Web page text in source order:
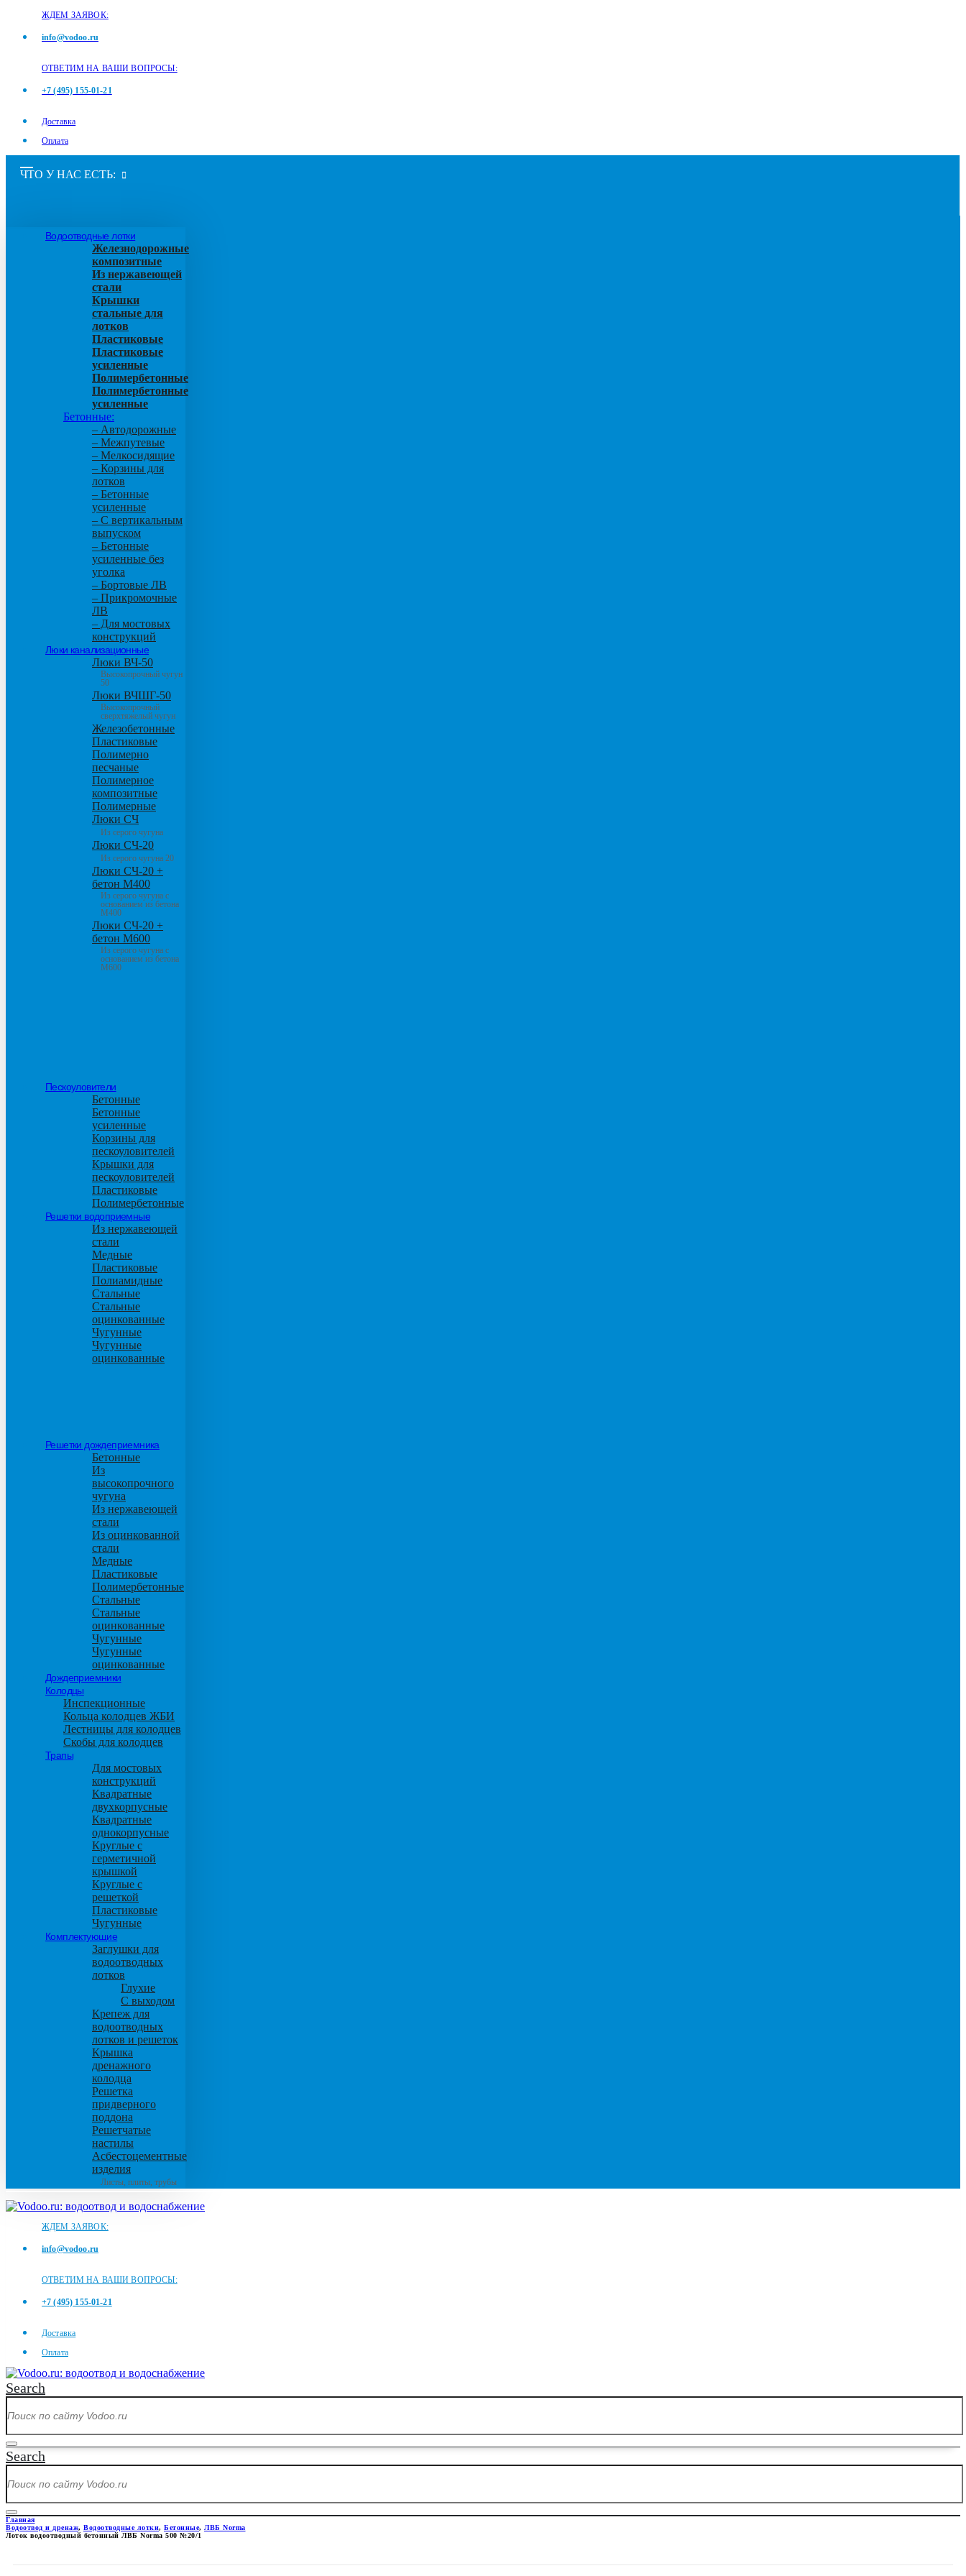
ЖДЕМ ЗАЯВОК:
info@vodoo.ru
ОТВЕТИМ НА ВАШИ ВОПРОСЫ:
+7 (495) 155-01-21
Доставка
Оплата
ЧТО У НАС ЕСТЬ:
Водоотводные лотки
Железнодорожные
композитные
Из нержавеющей
стали
Крышки
стальные для
лотков
Пластиковые
Пластиковые
усиленные
Полимербетонные
Полимербетонные
усиленные
Бетонные:
– Автодорожные
– Межпутевые
– Мелкосидящие
– Корзины для
лотков
– Бетонные
усиленные
– С вертикальным
выпуском
– Бетонные
усиленные без
уголка
– Бортовые ЛВ
– Прикромочные
ЛВ
– Для мостовых
конструкций
Люки канализационные
Люки ВЧ-50
Высокопрочный чугун
50
Люки ВЧШГ-50
Высокопрочный
сверхтяжелый чугун
Железобетонные
Пластиковые
Полимерно
песчаные
Полимерное
композитные
Полимерные
Люки СЧ
Из серого чугуна
Люки СЧ-20
Из серого чугуна 20
Люки СЧ-20 +
бетон М400
Из серого чугуна с
основанием из бетона
М400
Люки СЧ-20 +
бетон М600
Из серого чугуна с
основанием из бетона
М600
Пескоуловители
Бетонные
Бетонные
усиленные
Корзины для
пескоуловителей
Крышки для
пескоуловителей
Пластиковые
Полимербетонные
Решетки водоприемные
Из нержавеющей
стали
Медные
Пластиковые
Полиамидные
Стальные
Стальные
оцинкованные
Чугунные
Чугунные
оцинкованные
Решетки дождеприемника
Бетонные
Из
высокопрочного
чугуна
Из нержавеющей
стали
Из оцинкованной
стали
Медные
Пластиковые
Полимербетонные
Стальные
Стальные
оцинкованные
Чугунные
Чугунные
оцинкованные
Дождеприемники
Колодцы
Инспекционные
Кольца колодцев ЖБИ
Лестницы для колодцев
Скобы для колодцев
Трапы
Для мостовых
конструкций
Квадратные
двухкорпусные
Квадратные
однокорпусные
Круглые с
герметичной
крышкой
Круглые с
решеткой
Пластиковые
Чугунные
Комплектующие
Заглушки для
водоотводных
лотков
Глухие
С выходом
Крепеж для
водоотводных
лотков и решеток
Крышка
дренажного
колодца
Решетка
придверного
поддона
Решетчатые
настилы
Асбестоцементные
изделия
Листы, плиты, трубы
ЖДЕМ ЗАЯВОК:
info@vodoo.ru
ОТВЕТИМ НА ВАШИ ВОПРОСЫ:
+7 (495) 155-01-21
Доставка
Оплата
Search
Search
Главная
Водоотвод и дренаж, Водоотводные лотки, Бетонные, ЛВБ Norma
Лоток водоотводный бетонный ЛВБ Norma 500 №20/1